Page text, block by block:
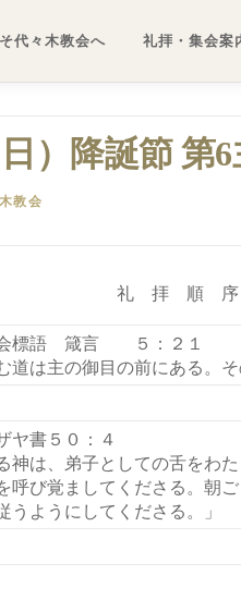
代々木教会へ 礼拝・集会案
）降誕節 第
教会
礼 拝 順 序
語 箴言 ５：２１
道は主の御目の前にある。
書５０：４
神は、弟子としての舌をわ
呼び覚ましてくださる。朝
うようにしてくださる。」